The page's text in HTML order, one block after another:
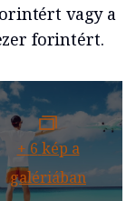
vagy a
forintért.
+ 6 kép a
galériában